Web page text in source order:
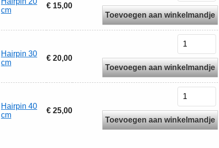
cm
€ 15,00
Toevoegen aan winkelmandje
Hairpin 30
cm
€ 20,00
Toevoegen aan winkelmandje
Hairpin 40
cm
€ 25,00
Toevoegen aan winkelmandje